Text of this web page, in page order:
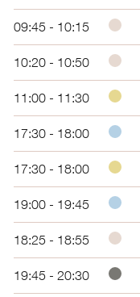
09:45 - 10:15
10:20 - 10:50
11:00 - 11:30
17:30 - 18:00
17:30 - 18:00
19:00 - 19:45
18:25 - 18:55
19:45 - 20:30